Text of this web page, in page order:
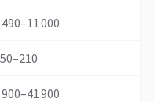
490–11 000
900–41 900